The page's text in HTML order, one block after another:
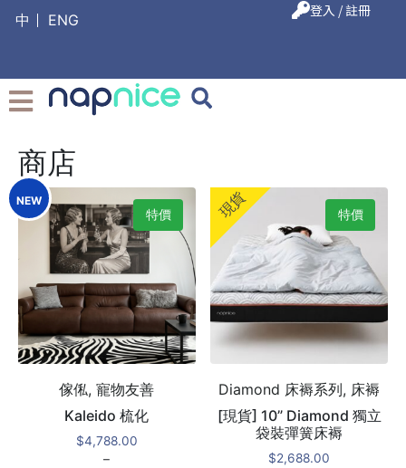
中 ENG
登入 / 註冊
商店
特價
傢俬, 寵物友善
NEW
Kaleido 梳化
$4,788.00
–
特價
Diamond 床褥系列, 床褥
現貨
[現貨] 10” Diamond 獨立
袋裝彈簧床褥
$2,688.00